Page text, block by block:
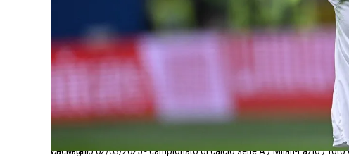
Cm Milano 02/03/2025 - campionato di calcio serie A / Milan-Lazio / foto Cristiano Mazzi/Image Sport nella foto: esultanza gol Mattia Zaccagni